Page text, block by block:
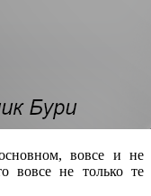
вовсе и не
вовсе не только те